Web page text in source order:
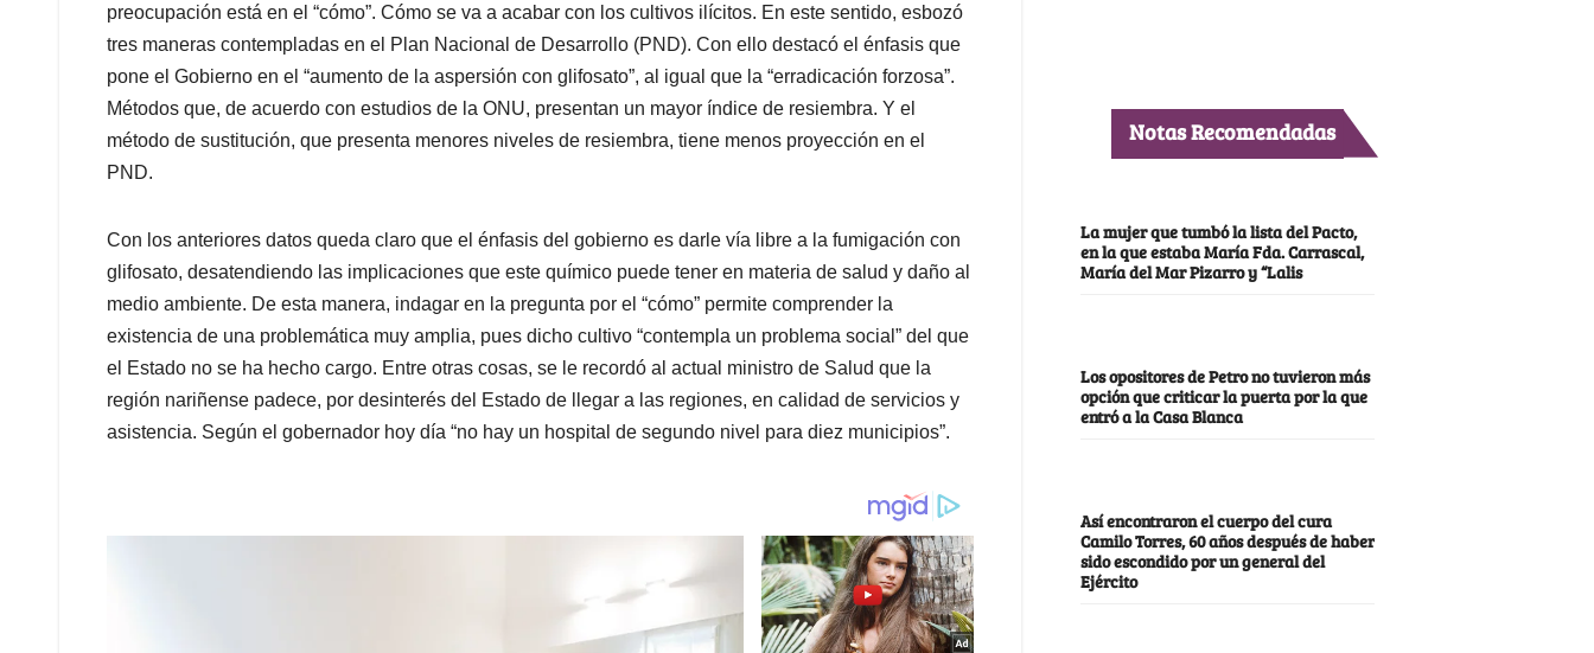
preocupación está en el “cómo”. Cómo se va a acabar con los cultivos ilícitos. En este sentido, esbozó
tres maneras contempladas en el Plan Nacional de Desarrollo (PND). Con ello destacó el énfasis que
pone el Gobierno en el “aumento de la aspersión con glifosato”, al igual que la “erradicación forzosa”.
Métodos que, de acuerdo con estudios de la ONU, presentan un mayor índice de resiembra. Y el
método de sustitución, que presenta menores niveles de resiembra, tiene menos proyección en el
PND.
Con los anteriores datos queda claro que el énfasis del gobierno es darle vía libre a la fumigación con
glifosato, desatendiendo las implicaciones que este químico puede tener en materia de salud y daño al
medio ambiente. De esta manera, indagar en la pregunta por el “cómo” permite comprender la
existencia de una problemática muy amplia, pues dicho cultivo “contempla un problema social” del que
el Estado no se ha hecho cargo. Entre otras cosas, se le recordó al actual ministro de Salud que la
región nariñense padece, por desinterés del Estado de llegar a las regiones, en calidad de servicios y
asistencia. Según el gobernador hoy día “no hay un hospital de segundo nivel para diez municipios”.
Notas Recomendadas
La mujer que tumbó la lista del Pacto,
en la que estaba María Fda. Carrascal,
María del Mar Pizarro y “Lalis
Los opositores de Petro no tuvieron más
opción que criticar la puerta por la que
entró a la Casa Blanca
Así encontraron el cuerpo del cura
Camilo Torres, 60 años después de haber
sido escondido por un general del
Ejército